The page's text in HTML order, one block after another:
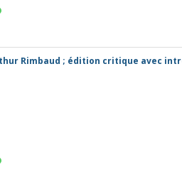
Rimbaud ; édition critique avec